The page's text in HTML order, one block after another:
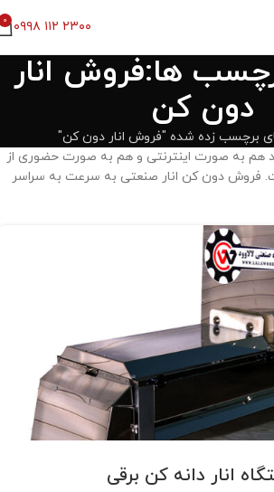
۰۹۹۸ ۱۱۲ ۲۳۰۰ 0
ها:فروش انار
دون کن
برچسب زده شده "فروش انار دون کن"
هم به صورت اینترنتی و هم به صورت حضوری از
فروش دون کن انار صنعتی به سرعت به سراسر
انار دانه کن برقی